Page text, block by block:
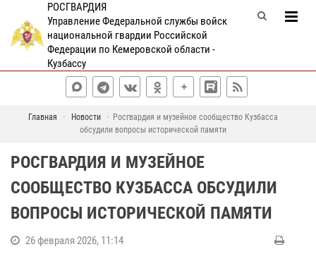
РОСГВАРДИЯ
Управление Федеральной службы войск
национальной гвардии Российской
Федерации по Кемеровской области -
Кузбассу
Главная Новости
Росгвардия и музейное сообщество Кузбасса
обсудили вопросы исторической памяти
РОСГВАРДИЯ И МУЗЕЙНОЕ
СООБЩЕСТВО КУЗБАССА ОБСУДИЛИ
ВОПРОСЫ ИСТОРИЧЕСКОЙ ПАМЯТИ
26 февраля 2026, 11:14